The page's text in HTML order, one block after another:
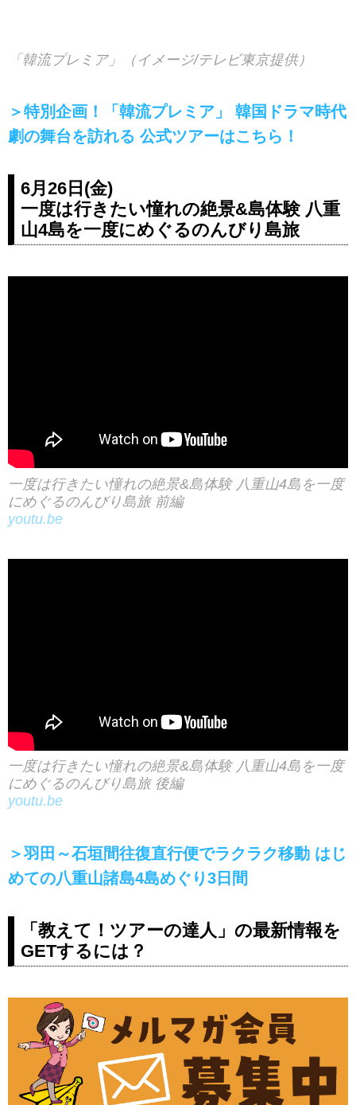
「韓流プレミア」（イメージ/テレビ東京提供）
＞特別企画！「韓流プレミア」 韓国ドラマ時代
劇の舞台を訪れる 公式ツアーはこちら！
6月26日(金)
一度は行きたい憧れの絶景&島体験 八重
山4島を一度にめぐるのんびり島旅
一度は行きたい憧れの絶景&島体験 八重山4島を一度
にめぐるのんびり島旅 前編
youtu.be
一度は行きたい憧れの絶景&島体験 八重山4島を一度
にめぐるのんびり島旅 後編
youtu.be
＞羽田～石垣間往復直行便でラクラク移動 はじ
めての八重山諸島4島めぐり3日間
「教えて！ツアーの達人」の最新情報を
GETするには？